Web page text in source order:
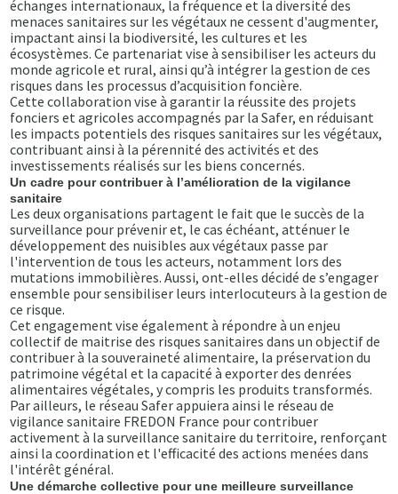
échanges internationaux, la fréquence et la diversité des
menaces sanitaires sur les végétaux ne cessent d'augmenter,
impactant ainsi la biodiversité, les cultures et les
écosystèmes. Ce partenariat vise à sensibiliser les acteurs du
monde agricole et rural, ainsi qu’à intégrer la gestion de ces
risques dans les processus d’acquisition foncière.
Cette collaboration vise à garantir la réussite des projets
fonciers et agricoles accompagnés par la Safer, en réduisant
les impacts potentiels des risques sanitaires sur les végétaux,
contribuant ainsi à la pérennité des activités et des
investissements réalisés sur les biens concernés.
Un cadre pour contribuer à l’amélioration de la vigilance
sanitaire
Les deux organisations partagent le fait que le succès de la
surveillance pour prévenir et, le cas échéant, atténuer le
développement des nuisibles aux végétaux passe par
l'intervention de tous les acteurs, notamment lors des
mutations immobilières. Aussi, ont-elles décidé de s’engager
ensemble pour sensibiliser leurs interlocuteurs à la gestion de
ce risque.
Cet engagement vise également à répondre à un enjeu
collectif de maitrise des risques sanitaires dans un objectif de
contribuer à la souveraineté alimentaire, la préservation du
patrimoine végétal et la capacité à exporter des denrées
alimentaires végétales, y compris les produits transformés.
Par ailleurs, le réseau Safer appuiera ainsi le réseau de
vigilance sanitaire FREDON France pour contribuer
activement à la surveillance sanitaire du territoire, renforçant
ainsi la coordination et l'efficacité des actions menées dans
l'intérêt général.
Une démarche collective pour une meilleure surveillance